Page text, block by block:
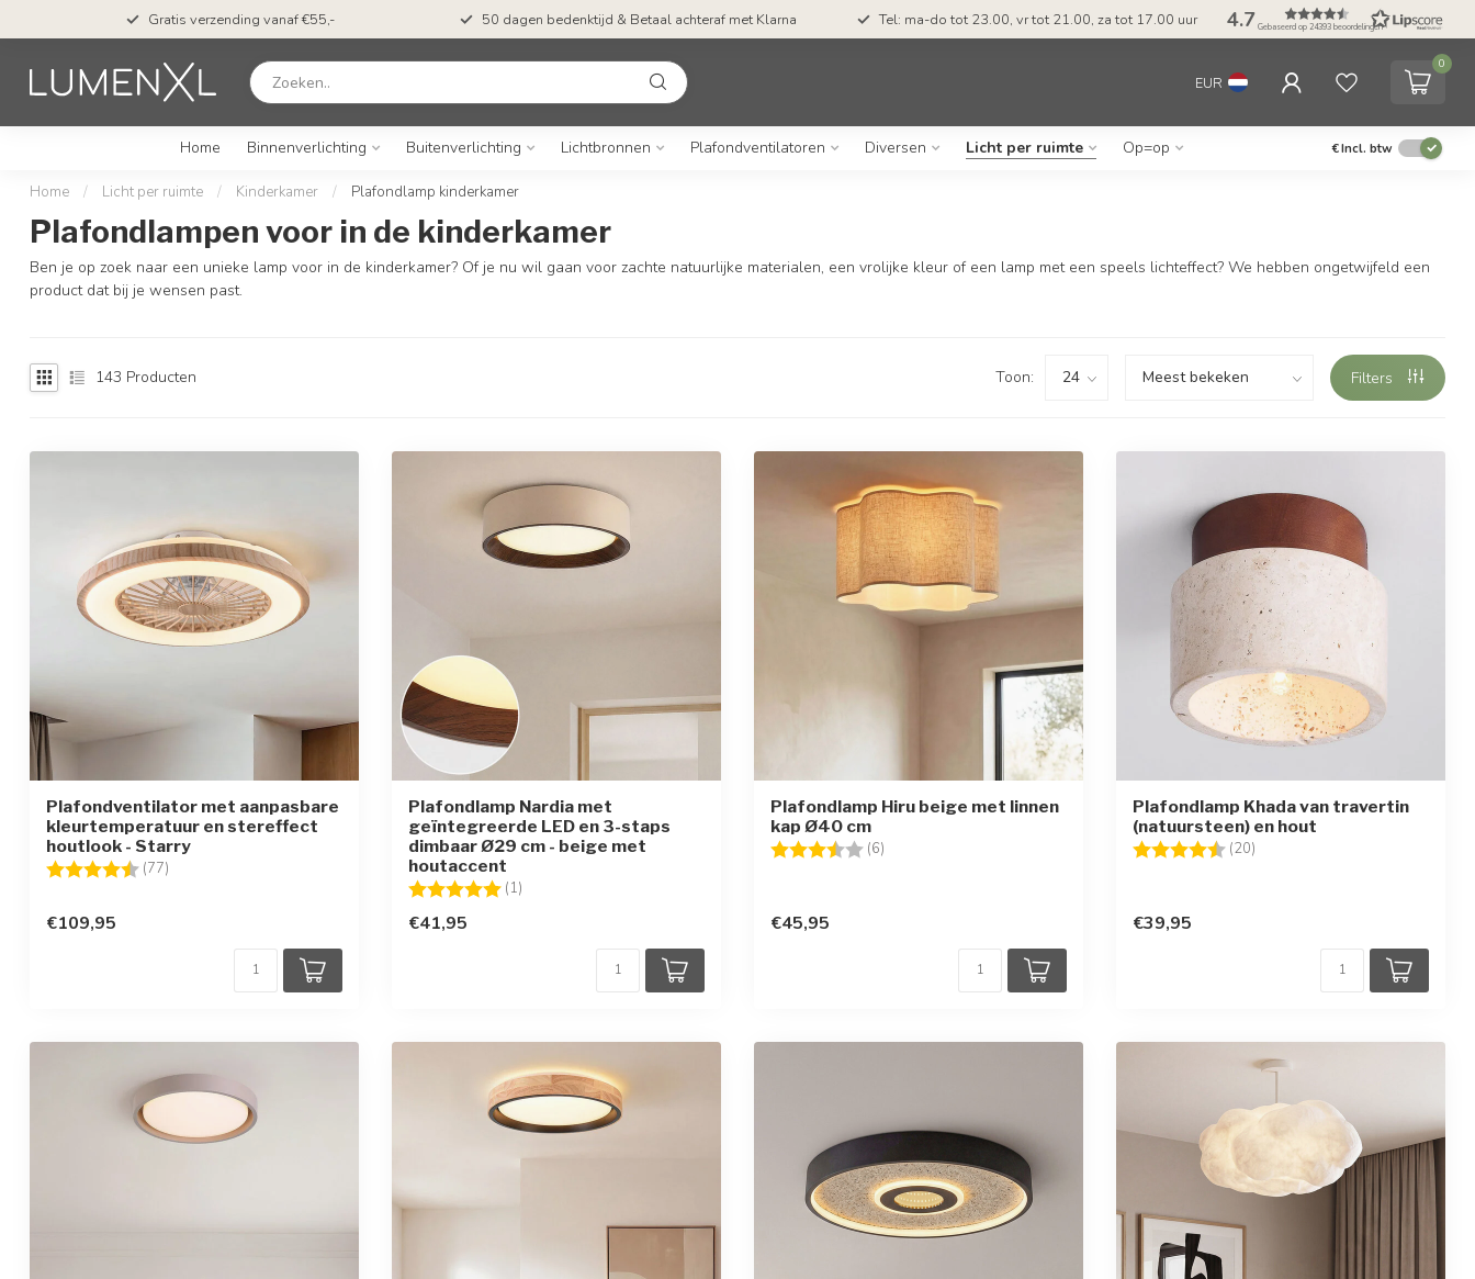
Op werkdagen voor 23u besteld? Morgen verwacht* Gratis verzending vanaf €55,- 50 dagen bedenktijd & Betaal achteraf met Klarna Tel: ma-do tot 23.00, vr tot
4.7 Gebaseerd op 24393 beoordelingen
EUR
0
Home Binnenverlichting Buitenverlichting Lichtbronnen Plafondventilatoren Diversen Licht per ruimte Op=op €Incl. btw
Home / Licht per ruimte / Kinderkamer / Plafondlamp kinderkamer
Plafondlampen voor in de kinderkamer
Ben je op zoek naar een unieke lamp voor in de kinderkamer? Of je nu wil gaan voor zachte natuurlijke materialen, een vrolijke kleur of een lamp met een speels lichteffect? We hebben ongetwijfeld een
product dat bij je wensen past.
143 Producten Toon: Filters
Plafondventilator met aanpasbare
kleurtemperatuur en stereffect
houtlook - Starry
Beoordeling: (77)
€109,95
Plafondlamp Nardia met
geïntegreerde LED en 3-staps
dimbaar Ø29 cm - beige met
houtaccent
Beoordeling: (1)
€41,95
Plafondlamp Hiru beige met linnen
kap Ø40 cm
Beoordeling: (6)
€45,95
Plafondlamp Khada van travertin
(natuursteen) en hout
Beoordeling: (20)
€39,95